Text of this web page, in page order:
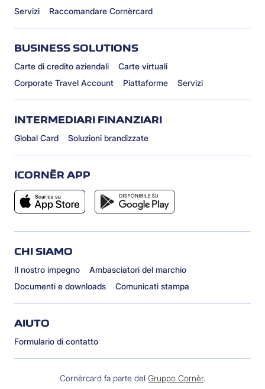
Servizi
Raccomandare Cornèrcard
BUSINESS SOLUTIONS
Carte di credito aziendali
Carte virtuali
Corporate Travel Account
Piattaforme Servizi
INTERMEDIARI FINANZIARI
Global Card Soluzioni brandizzate
ICORNÈR APP
CHI SIAMO
Il nostro impegno
Ambasciatori del marchio
Documenti e downloads
Comunicati stampa
AIUTO
Formulario di contatto
Cornèrcard fa parte del Gruppo Cornèr.